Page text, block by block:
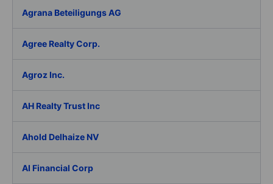
Agrana Beteiligungs AG
Agree Realty Corp.
Agroz Inc.
AH Realty Trust Inc
Ahold Delhaize NV
AI Financial Corp